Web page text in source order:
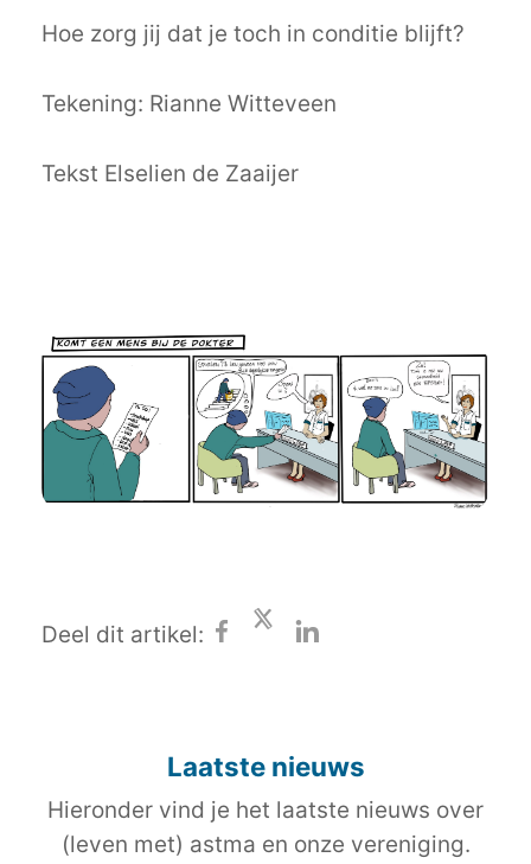
Hoe zorg jij dat je toch in conditie blijft?
Tekening: Rianne Witteveen
Tekst Elselien de Zaaijer
Deel dit artikel:
Laatste nieuws
Hieronder vind je het laatste nieuws over
(leven met) astma en onze vereniging.